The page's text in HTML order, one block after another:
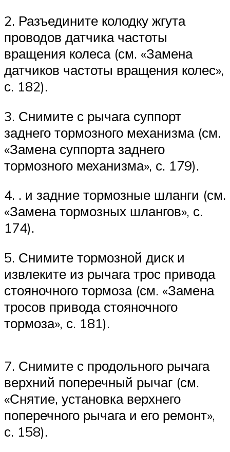
2. Разъедините колодку жгута
проводов датчика частоты
вращения колеса (см. «Замена
датчиков частоты вращения колес»,
с. 182).
3. Снимите с рычага суппорт
заднего тормозного механизма (см.
«Замена суппорта заднего
тормозного механизма», с. 179).
4. . и задние тормозные шланги (см.
«Замена тормозных шлангов», с.
174).
5. Снимите тормозной диск и
извлеките из рычага трос привода
стояночного тормоза (см. «Замена
тросов привода стояночного
тормоза», с. 181).
7. Снимите с продольного рычага
верхний поперечный рычаг (см.
«Снятие, установка верхнего
поперечного рычага и его ремонт»,
с. 158).